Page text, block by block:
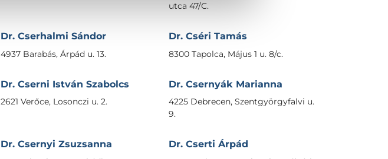
utca 47/C.
Dr. Cserhalmi Sándor
4937 Barabás, Árpád u. 13.
Dr. Cséri Tamás
8300 Tapolca, Május 1 u. 8/c.
Dr. Cserni István Szabolcs
2621 Verőce, Losonczi u. 2.
Dr. Csernyák Marianna
4225 Debrecen, Szentgyörgyfalvi u.
9.
Dr. Csernyi Zsuzsanna Dr. Cserti Árpád